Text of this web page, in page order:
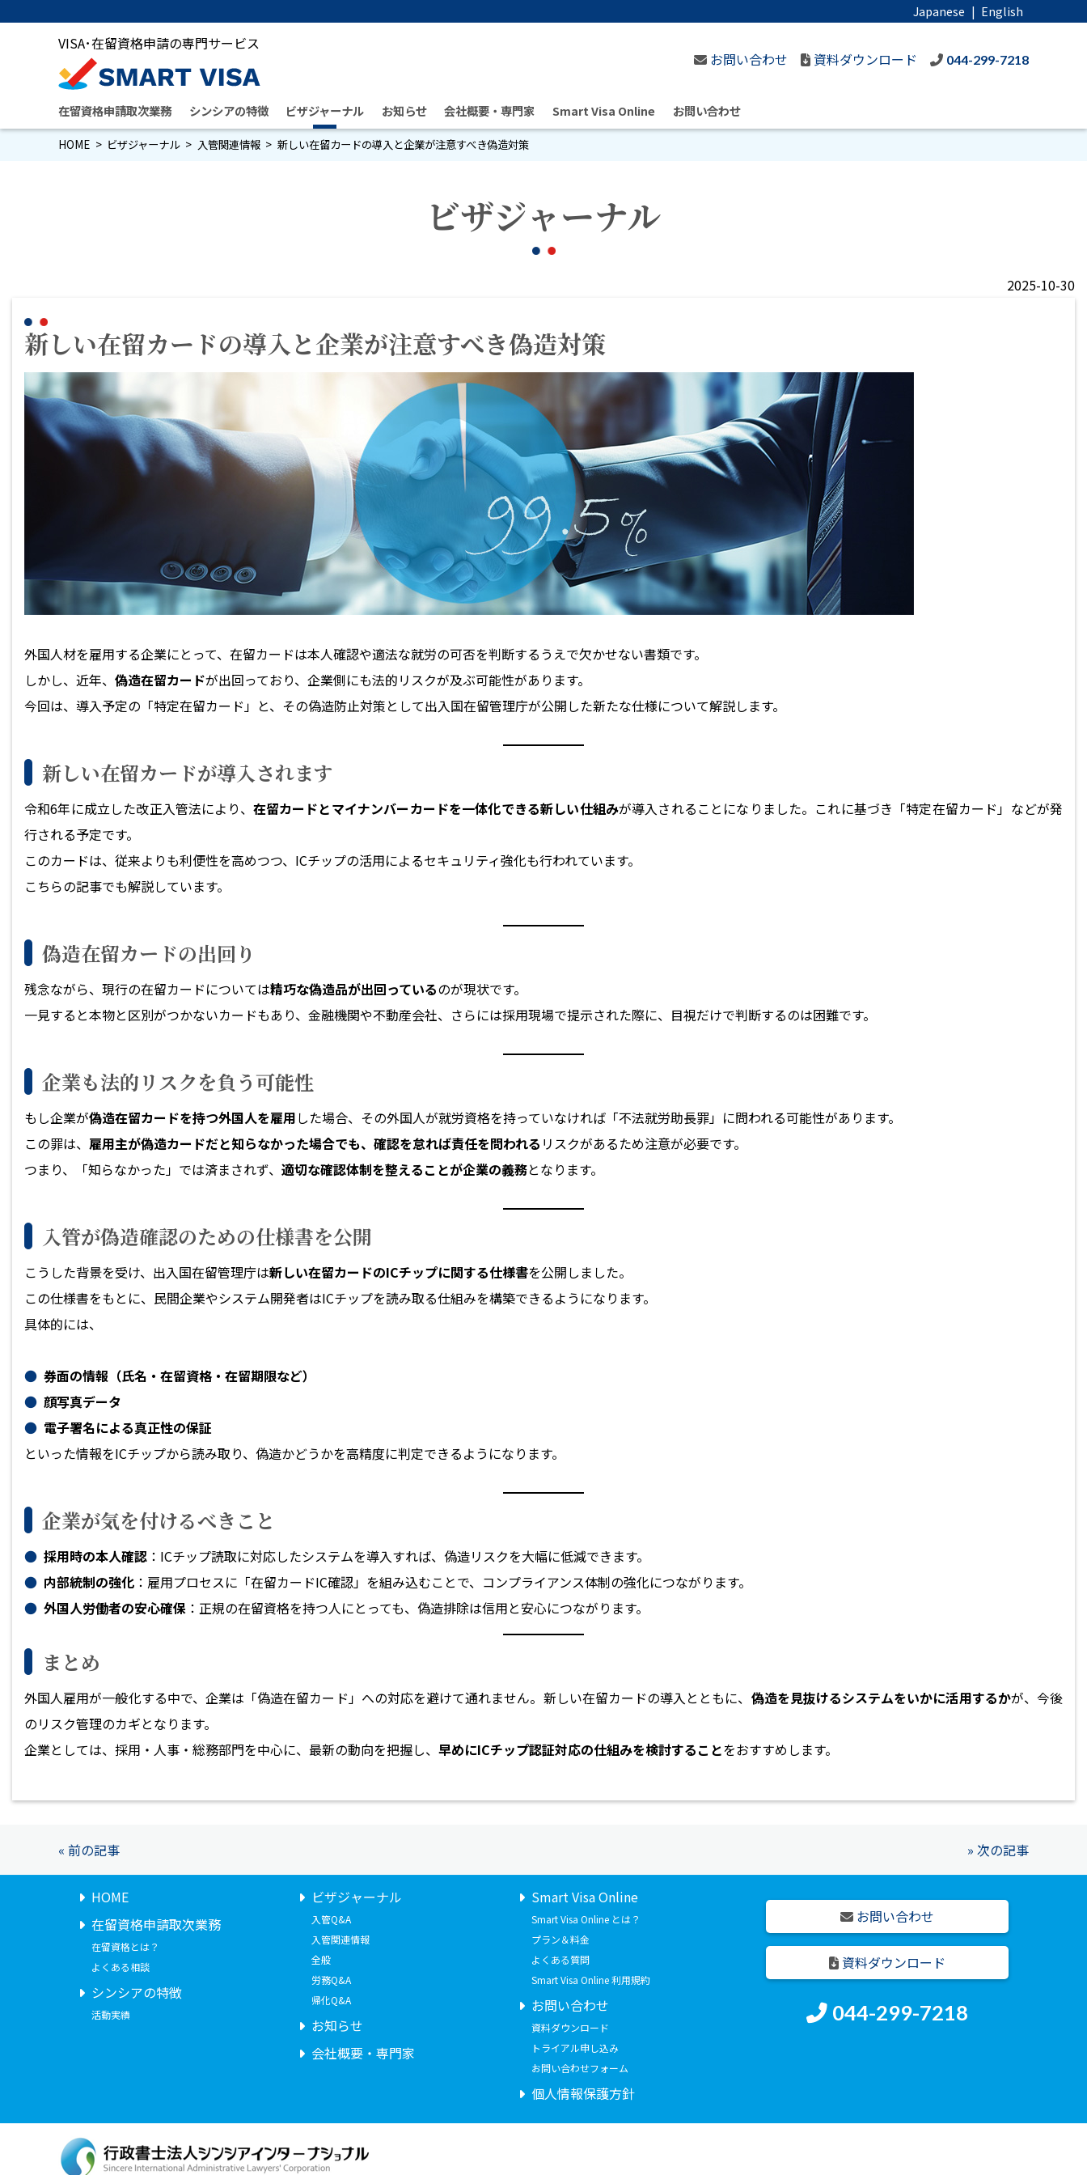
VISA･在留資格申請の専門サービス
お問い合わせ
資料ダウンロード 044-299-7218
在留資格申請取次業務 シンシアの特徴 ビザジャーナル お知らせ 会社概要・専門家 Smart Visa Online お問い合わせ
Japanese | English
HOME ビザジャーナル 入管関連情報 新しい在留カードの導入と企業が注意すべき偽造対策
ビザジャーナル
2025-10-30
新しい在留カードの導入と企業が注意すべき偽造対策
外国人材を雇用する企業にとって、在留カードは本人確認や適法な就労の可否を判断するうえで欠かせない書類です。
しかし、近年、 偽造在留カードが出回っており、企業側にも法的リスクが及ぶ可能性があります。
今回は、導入予定の「特定在留カード」と、その偽造防止対策として出入国在留管理庁が公開した新たな仕様について解説します。
新しい在留カードが導入されます
令和6年に成立した改正入管法により、 在留カードとマイナンバーカードを一体化できる新しい仕組みが導入されることになりました。これに基づき「特定在留カード」などが発
行される予定です。
このカードは、従来よりも利便性を高めつつ、ICチップの活用によるセキュリティ強化も行われています。
こちらの記事でも解説しています。
偽造在留カードの出回り
残念ながら、現行の在留カードについては精巧な偽造品が出回っているのが現状です。
一見すると本物と区別がつかないカードもあり、金融機関や不動産会社、さらには採用現場で提示された際に、目視だけで判断するのは困難です。
企業も法的リスクを負う可能性
もし企業が偽造在留カードを持つ外国人を雇用した場合、その外国人が就労資格を持っていなければ「不法就労助長罪」に問われる可能性があります。
この罪は、 雇用主が偽造カードだと知らなかった場合でも、確認を怠れば責任を問われる リスクがあるため注意が必要です。
つまり、「知らなかった」では済まされず、 適切な確認体制を整えることが企業の義務となります。
入管が偽造確認のための仕様書を公開
こうした背景を受け、出入国在留管理庁は新しい在留カードのICチップに関する仕様書を公開しました。
この仕様書をもとに、民間企業やシステム開発者はICチップを読み取る仕組みを構築できるようになります。
具体的には、
券面の情報（氏名・在留資格・在留期限など）
顔写真データ
電子署名による真正性の保証
といった情報をICチップから読み取り、偽造かどうかを高精度に判定できるようになります。
企業が気を付けるべきこと
採用時の本人確認 ：ICチップ読取に対応したシステムを導入すれば、偽造リスクを大幅に低減できます。
内部統制の強化 ：雇用プロセスに「在留カードIC確認」を組み込むことで、コンプライアンス体制の強化につながります。
外国人労働者の安心確保 ：正規の在留資格を持つ人にとっても、偽造排除は信用と安心につながります。
まとめ
外国人雇用が一般化する中で、企業は「偽造在留カード」への対応を避けて通れません。新しい在留カードの導入とともに、 偽造を見抜けるシステムをいかに活用するかが、今後
のリスク管理のカギとなります。
企業としては、採用・人事・総務部門を中心に、最新の動向を把握し、 早めにICチップ認証対応の仕組みを検討することをおすすめします。
« 前の記事 » 次の記事
HOME
在留資格申請取次業務
在留資格とは？
よくある相談
シンシアの特徴
活動実績
ビザジャーナル
入管Q&A
入管関連情報
全般
労務Q&A
帰化Q&A
お知らせ
会社概要・専門家
Smart Visa Online
Smart Visa Online とは？
プラン＆料金
よくある質問
Smart Visa Online 利用規約
お問い合わせ
資料ダウンロード
トライアル申し込み
お問い合わせフォーム
個人情報保護方針
お問い合わせ
資料ダウンロード
044-299-7218